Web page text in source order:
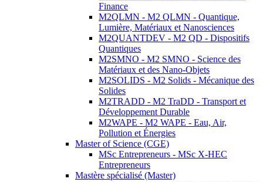
Finance
M2QLMN - M2 QLMN - Quantique,
Lumière, Matériaux et Nanosciences
M2QUANTDEV - M2 QD - Dispositifs
Quantiques
M2SMNO - M2 SMNO - Science des
Matériaux et des Nano-Objets
M2SOLIDS - M2 Solids - Mécanique des
Solides
M2TRADD - M2 TraDD - Transport et
Développement Durable
M2WAPE - M2 WAPE - Eau, Air,
Pollution et Énergies
Master of Science (CGE)
MSc Entrepreneurs - MSc X-HEC
Entrepreneurs
Mastère spécialisé (Master)